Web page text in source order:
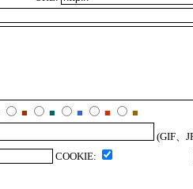
■ ■ ■ ■
■
(GIF、
COOKIE: